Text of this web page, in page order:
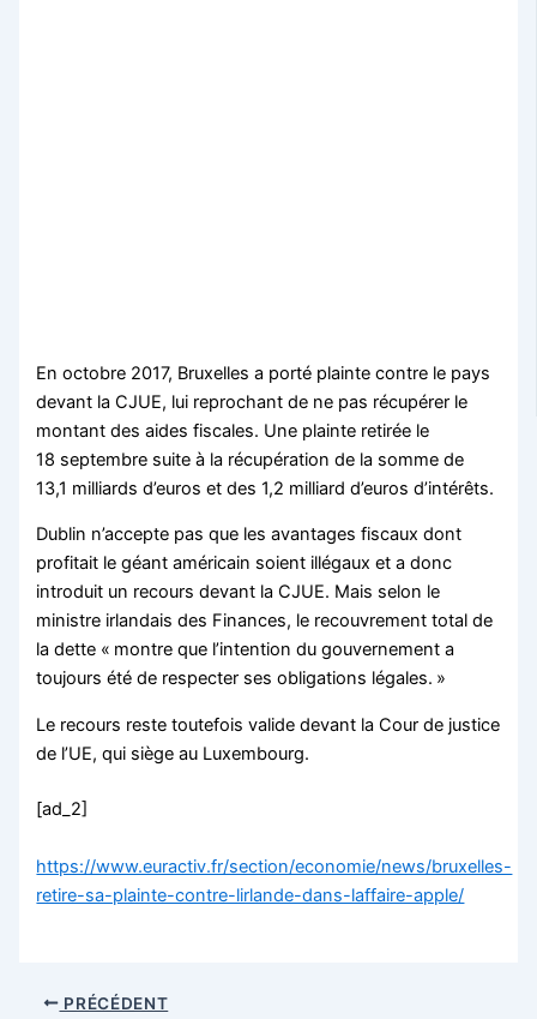
En octobre 2017, Bruxelles a porté plainte contre le pays
devant la CJUE, lui reprochant de ne pas récupérer le
montant des aides fiscales. Une plainte retirée le
18 septembre suite à la récupération de la somme de
13,1 milliards d’euros et des 1,2 milliard d’euros d’intérêts.
Dublin n’accepte pas que les avantages fiscaux dont
profitait le géant américain soient illégaux et a donc
introduit un recours devant la CJUE. Mais selon le
ministre irlandais des Finances, le recouvrement total de
la dette « montre que l’intention du gouvernement a
toujours été de respecter ses obligations légales. »
Le recours reste toutefois valide devant la Cour de justice
de l’UE, qui siège au Luxembourg.
[ad_2]
https://www.euractiv.fr/section/economie/news/bruxelles-
retire-sa-plainte-contre-lirlande-dans-laffaire-apple/
PRÉCÉDENT